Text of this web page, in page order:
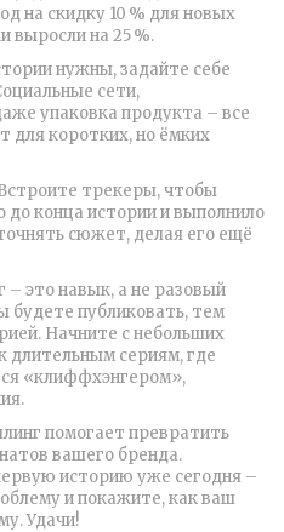
на скидку 10 % для новых
выросли на 25 %.
нужны, задайте себе
сети,
упаковка продукта – все
для коротких, но ёмких
трекеры, чтобы
конца истории и выполнило
сюжет, делая его ещё
– это навык, а не разовый
будете публиковать, тем
Начните с небольших
длительным сериям, где
«клиффхэнгером»,
помогает превратить
вашего бренда.
историю уже сегодня –
и покажите, как ваш
Удачи!